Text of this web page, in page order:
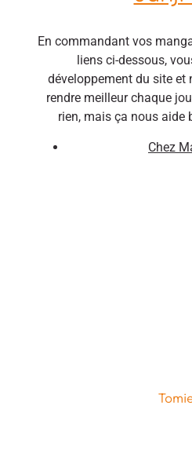
En commandant vos
liens ci-dessous,
développement du site et
rendre meilleur chaque
rien, mais ça nous aide
Chez